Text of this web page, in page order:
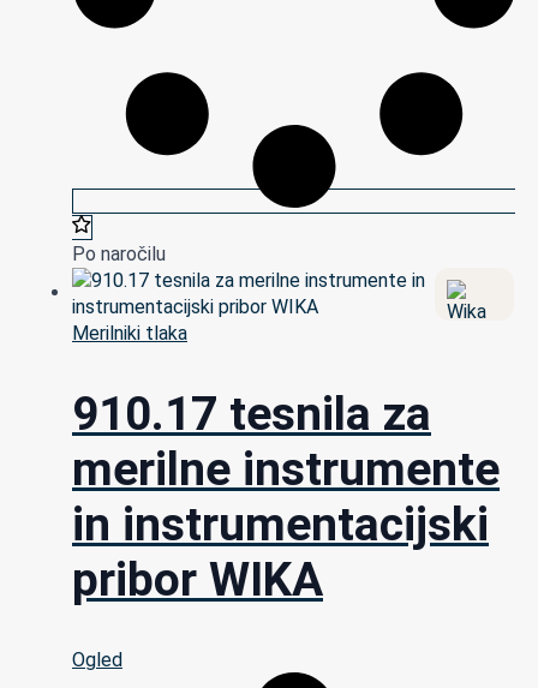
Po naročilu
Merilniki tlaka
910.17 tesnila za
merilne instrumente
in instrumentacijski
pribor WIKA
Ogled